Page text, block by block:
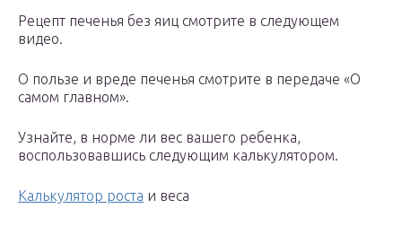
Рецепт печенья без яиц смотрите в следующем
видео.
О пользе и вреде печенья смотрите в передаче «О
самом главном».
Узнайте, в норме ли вес вашего ребенка,
воспользовавшись следующим калькулятором.
Калькулятор роста и веса